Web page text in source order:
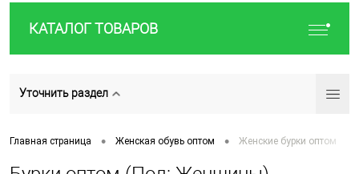
КАТАЛОГ ТОВАРОВ
Уточнить раздел
Главная страница • Женская обувь оптом • Женские бурки оптом